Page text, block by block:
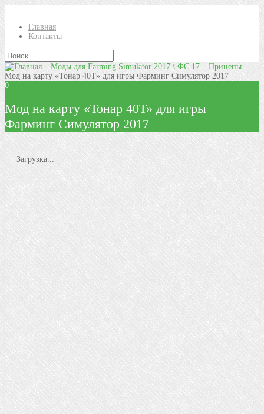
Главная
Контакты
–Моды для Farming Simulator 2017 \ ФС 17– Прицепы –
Mод на карту «Тонар 40Т» для игры Фарминг Симулятор 2017
0
Mод на карту «Тонар 40Т» для игры
Фарминг Симулятор 2017
Загрузка...